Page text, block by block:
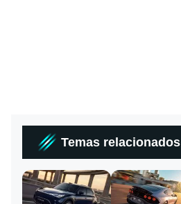
Temas relacionados